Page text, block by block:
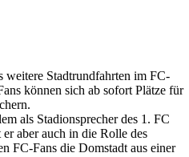
weitere Stadtrundfahrten im FC-
können sich ab sofort Plätze für
als Stadionsprecher des 1. FC
aber auch in die Rolle des
FC-Fans die Domstadt aus einer